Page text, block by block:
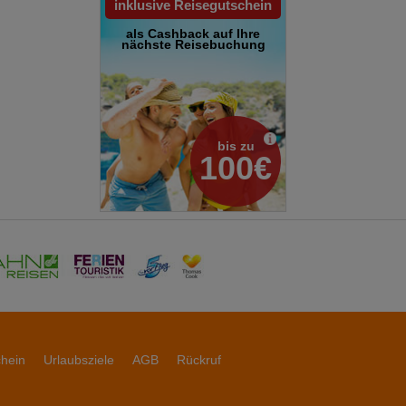
inklusive Reisegutschein
als Cashback auf Ihre
nächste Reisebuchung
bis zu
100€
Urlaubsziele AGB
Rückruf